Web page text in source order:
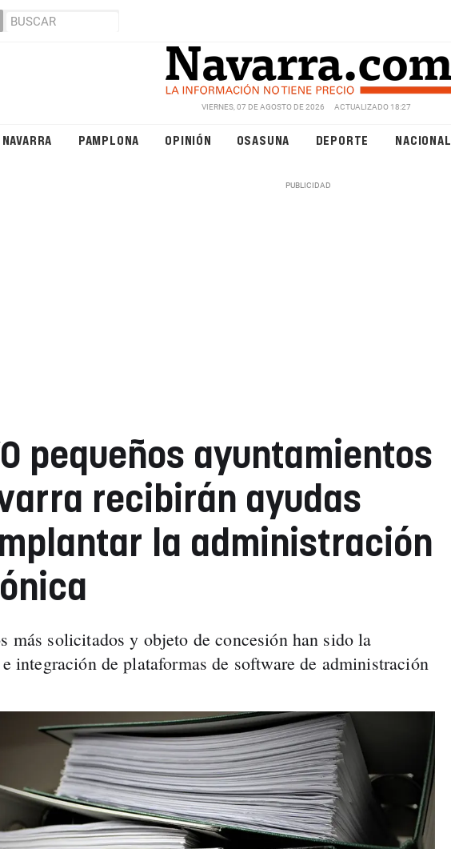
VIERNES, 07 DE AGOSTO DE 2026 ACTUALIZADO 18:27
NAVARRA PAMPLONA OPINIÓN OSASUNA DEPORTE NACIONAL
pequeños ayuntamientos
recibirán ayudas
la administración
más solicitados y objeto de concesión han sido la
integración de plataformas de software de administración